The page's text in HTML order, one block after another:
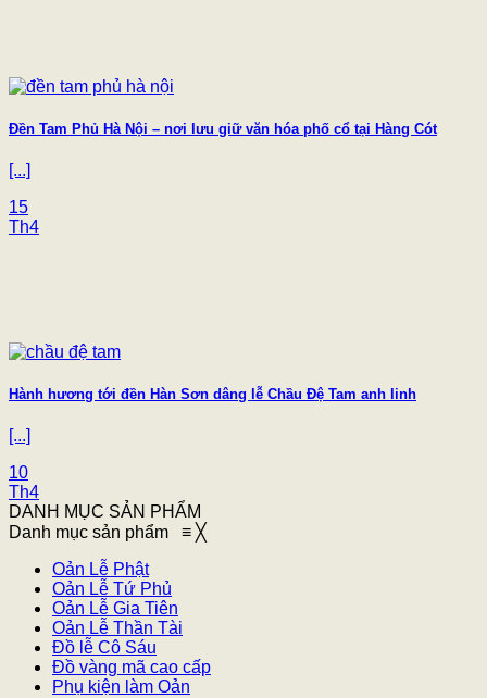
Đền Tam Phủ Hà Nội – nơi lưu giữ văn hóa phố cổ tại Hàng Cót
[...]
15
Th4
Hành hương tới đền Hàn Sơn dâng lễ Chầu Đệ Tam anh linh
[...]
10
Th4
DANH MỤC SẢN PHẨM
Danh mục sản phẩm ≡ ╳
Oản Lễ Phật
Oản Lễ Tứ Phủ
Oản Lễ Gia Tiên
Oản Lễ Thần Tài
Đồ lễ Cô Sáu
Đồ vàng mã cao cấp
Phụ kiện làm Oản